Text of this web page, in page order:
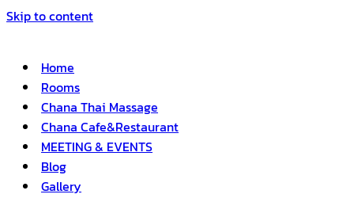
Skip to content
Home
Rooms
Chana Thai Massage
Chana Cafe&Restaurant
MEETING & EVENTS
Blog
Gallery